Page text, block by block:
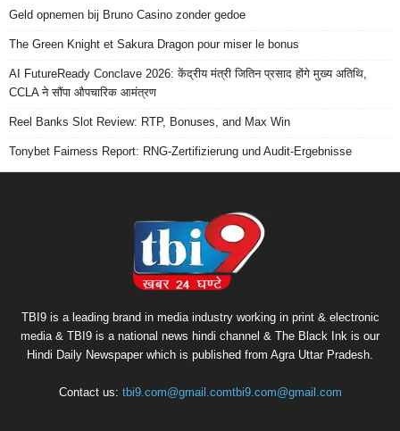
Geld opnemen bij Bruno Casino zonder gedoe
The Green Knight et Sakura Dragon pour miser le bonus
AI FutureReady Conclave 2026: केंद्रीय मंत्री जितिन प्रसाद होंगे मुख्य अतिथि,
CCLA ने सौंपा औपचारिक आमंत्रण
Reel Banks Slot Review: RTP, Bonuses, and Max Win
Tonybet Fairness Report: RNG-Zertifizierung und Audit-Ergebnisse
TBI9 is a leading brand in media industry working in print & electronic
media & TBI9 is a national news hindi channel & The Black Ink is our
Hindi Daily Newspaper which is published from Agra Uttar Pradesh.
Contact us: tbi9.com@gmail.comtbi9.com@gmail.com